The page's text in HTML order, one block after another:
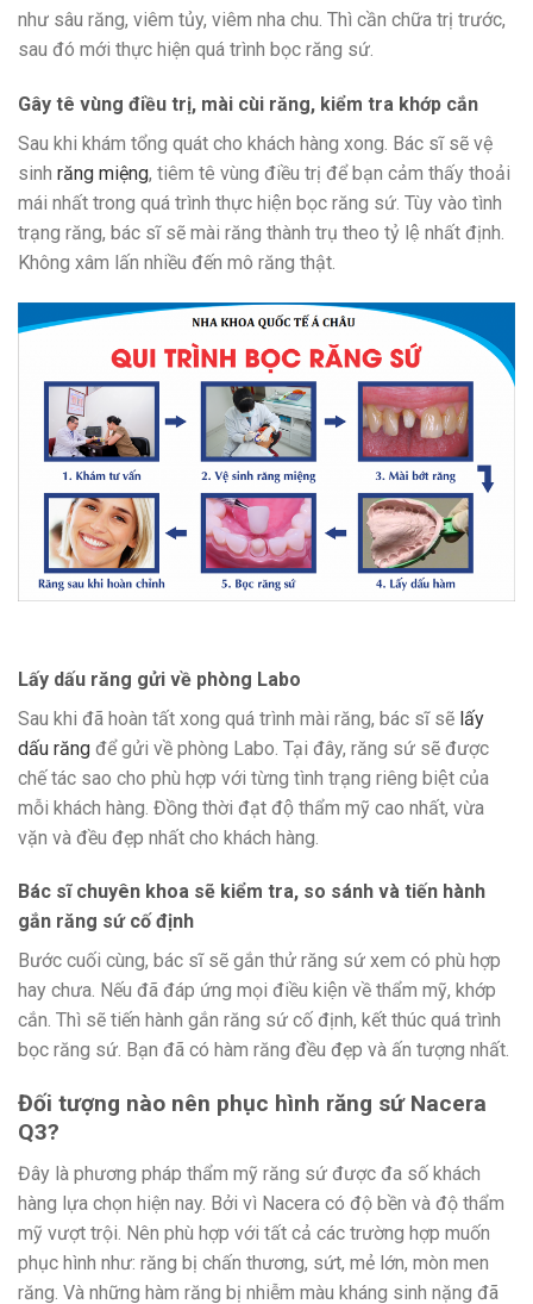
như sâu răng, viêm tủy, viêm nha chu. Thì cần chữa trị trước,
sau đó mới thực hiện quá trình bọc răng sứ.
Gây tê vùng điều trị, mài cùi răng, kiểm tra khớp cắn
Sau khi khám tổng quát cho khách hàng xong. Bác sĩ sẽ vệ
sinh răng miệng, tiêm tê vùng điều trị để bạn cảm thấy thoải
mái nhất trong quá trình thực hiện bọc răng sứ. Tùy vào tình
trạng răng, bác sĩ sẽ mài răng thành trụ theo tỷ lệ nhất định.
Không xâm lấn nhiều đến mô răng thật.
Lấy dấu răng gửi về phòng Labo
Sau khi đã hoàn tất xong quá trình mài răng, bác sĩ sẽ lấy
dấu răng để gửi về phòng Labo. Tại đây, răng sứ sẽ được
chế tác sao cho phù hợp với từng tình trạng riêng biệt của
mỗi khách hàng. Đồng thời đạt độ thẩm mỹ cao nhất, vừa
vặn và đều đẹp nhất cho khách hàng.
Bác sĩ chuyên khoa sẽ kiểm tra, so sánh và tiến hành
gắn răng sứ cố định
Bước cuối cùng, bác sĩ sẽ gắn thử răng sứ xem có phù hợp
hay chưa. Nếu đã đáp ứng mọi điều kiện về thẩm mỹ, khớp
cắn. Thì sẽ tiến hành gắn răng sứ cố định, kết thúc quá trình
bọc răng sứ. Bạn đã có hàm răng đều đẹp và ấn tượng nhất.
Đối tượng nào nên phục hình răng sứ Nacera
Q3?
Đây là phương pháp thẩm mỹ răng sứ được đa số khách
hàng lựa chọn hiện nay. Bởi vì Nacera có độ bền và độ thẩm
mỹ vượt trội. Nên phù hợp với tất cả các trường hợp muốn
phục hình như: răng bị chấn thương, sứt, mẻ lớn, mòn men
răng. Và những hàm răng bị nhiễm màu kháng sinh nặng đã